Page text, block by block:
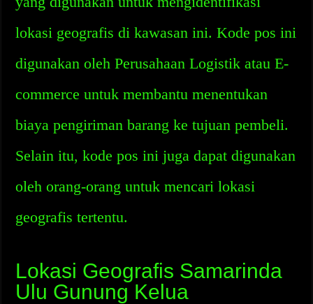
lokasi geografis di kawasan ini. Kode pos ini
digunakan oleh Perusahaan Logistik atau E-
commerce untuk membantu menentukan
biaya pengiriman barang ke tujuan pembeli.
Selain itu, kode pos ini juga dapat digunakan
oleh orang-orang untuk mencari lokasi
geografis tertentu.
Lokasi Geografis Samarinda
Ulu Gunung Kelua